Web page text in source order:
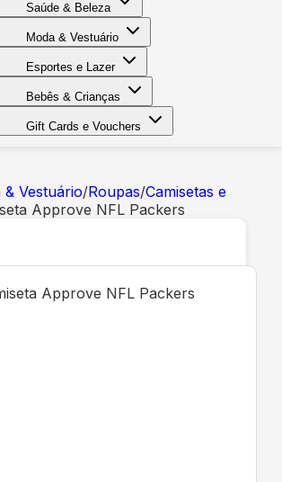
Saúde & Beleza
Moda & Vestuário
Esportes e Lazer
Bebês & Crianças
Gift Cards e Vouchers
& Vestuário/Roupas/Camisetas e
Approve NFL Packers